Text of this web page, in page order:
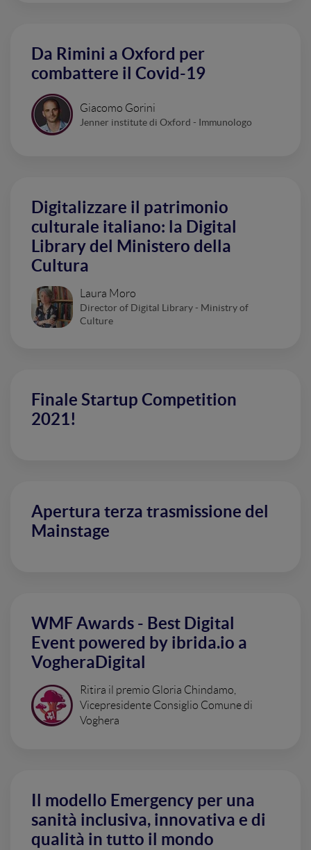
Da Rimini a Oxford per
combattere il Covid-19
Giacomo Gorini
Jenner institute di Oxford - Immunologo
Digitalizzare il patrimonio
culturale italiano: la Digital
Library del Ministero della
Cultura
Laura Moro
Director of Digital Library - Ministry of
Culture
Finale Startup Competition
2021!
Apertura terza trasmissione del
Mainstage
WMF Awards - Best Digital
Event powered by ibrida.io a
VogheraDigital
Ritira il premio Gloria Chindamo,
Vicepresidente Consiglio Comune di
Voghera
Il modello Emergency per una
sanità inclusiva, innovativa e di
qualità in tutto il mondo